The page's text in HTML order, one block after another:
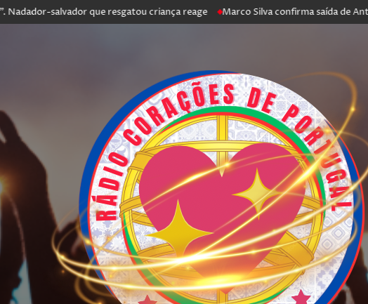
salvador que resgatou criança reage Marco Silva confirma saída de António